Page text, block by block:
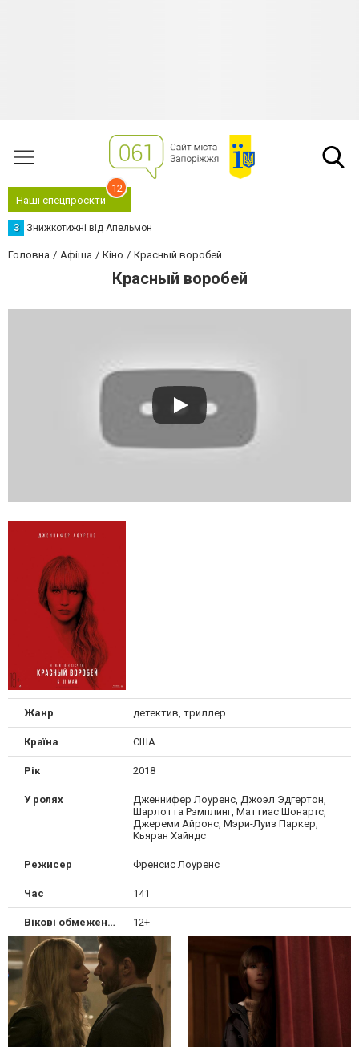
Наші спецпроєкти
12
З Знижкотижні від Апельмон
Головна Афіша Кіно Красный воробей
Красный воробей
Жанр детектив, триллер
Країна США
Рік 2018
У ролях
Дженнифер Лоуренс, Джоэл Эдгертон,
Шарлотта Рэмплинг, Маттиас Шонартс,
Джереми Айронс, Мэри-Луиз Паркер,
Кьяран Хайндс
Режисер Френсис Лоуренс
Час 141
Вікові обмеження 12+